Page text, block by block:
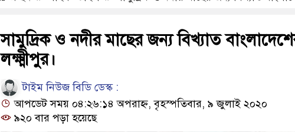
সামুদ্রিক ও নদীর মাছের জন্য বিখ্যাত
লক্ষ্মীপুর।
টাইম নিউজ বিডি ডেস্ক :
আপডেট সময় ০৪:২৬:১৪ অপরাহ্ন, বৃহস্পতিবার, ৯ জুলাই ২০২০
৯২০ বার পড়া হয়েছে